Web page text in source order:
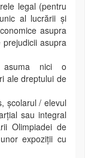
legal (pentru
al lucrării şi
asupra
asupra
asuma nici o
ale dreptului de
școlarul / elevul
sau integral
Olimpiadei de
expoziții cu